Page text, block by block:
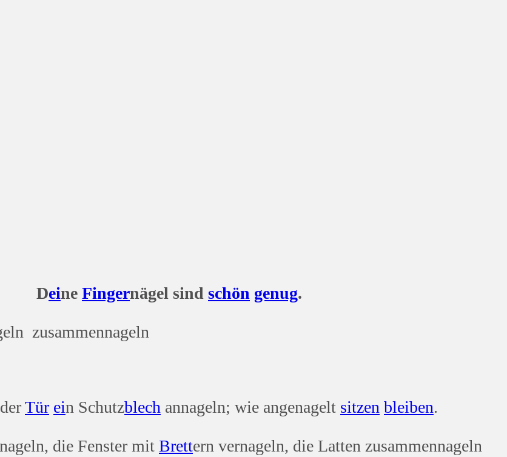
eine Fingernägel sind schön genug.
zusammennageln
Tür ein Schutzblech annageln; wie angenagelt sitzen bleiben.
nageln, die Fenster mit Brettern vernageln, die Latten zusammennageln